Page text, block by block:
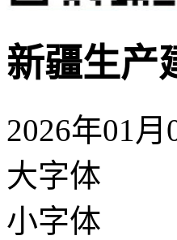
新疆生产
2026年01
大字体
小字体